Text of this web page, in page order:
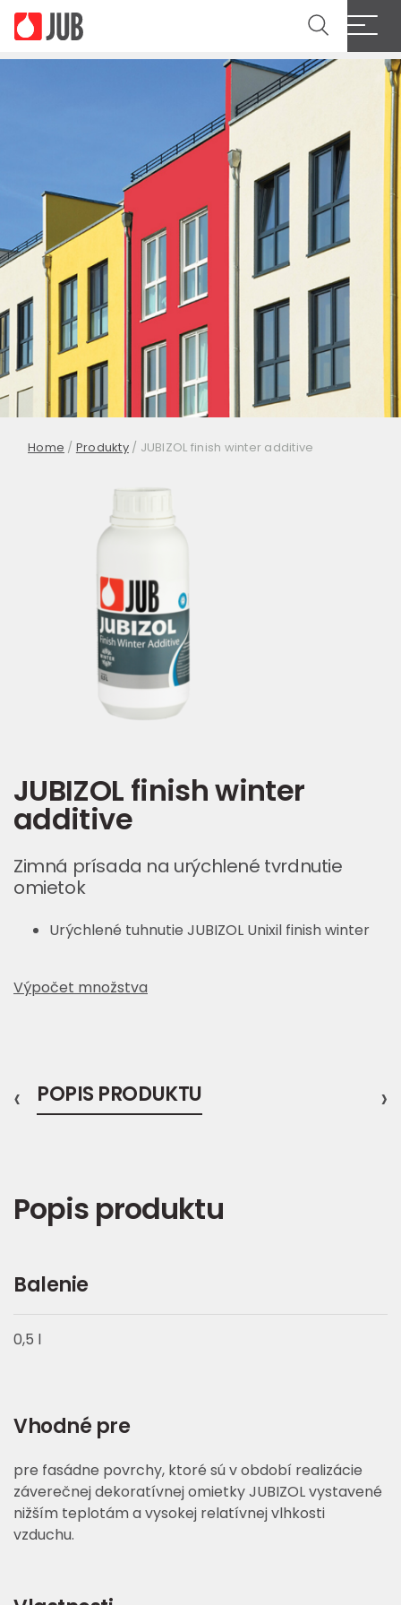
Home / Produkty/ JUBIZOL finish winter additive
JUBIZOL finish winter
additive
Zimná prísada na urýchlené tvrdnutie
omietok
Urýchlené tuhnutie JUBIZOL Unixil finish winter
Výpočet množstva
POPIS PRODUKTU
‹ ›
Popis produktu
Balenie
0,5 l
Vhodné pre
pre fasádne povrchy, ktoré sú v období realizácie
záverečnej dekoratívnej omietky JUBIZOL vystavené
nižším teplotám a vysokej relatívnej vlhkosti
vzduchu.